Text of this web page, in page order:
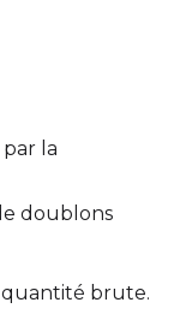
512
la
doublons
brute.